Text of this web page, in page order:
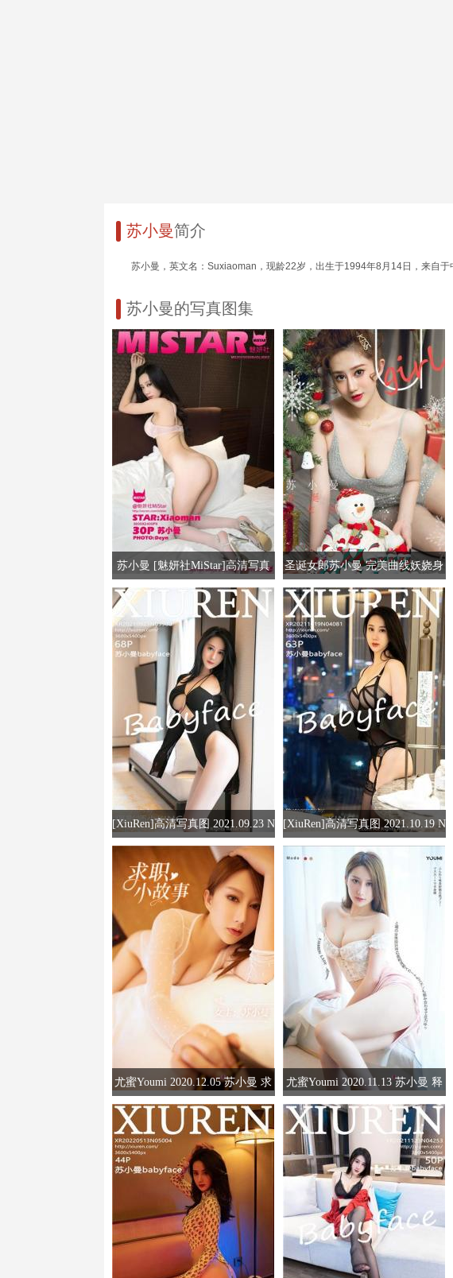
苏小曼简介
苏小曼，英文名：Suxiaoman，现龄22岁，出生于1994年8月14日，来自
苏小曼的写真图集
苏小曼 [魅妍社MiStar]高清写真
图2015.03.08 VOL.002
圣诞女郎苏小曼 完美曲线妖娆身
姿
[XiuRen]高清写真图 2021.09.23 N
o.3980 苏小曼babyface
[XiuRen]高清写真图 2021.10.19 N
o.4081 苏小曼babyface
尤蜜Youmi 2020.12.05 苏小曼 求
职小故事
尤蜜Youmi 2020.11.13 苏小曼 释
爱高手